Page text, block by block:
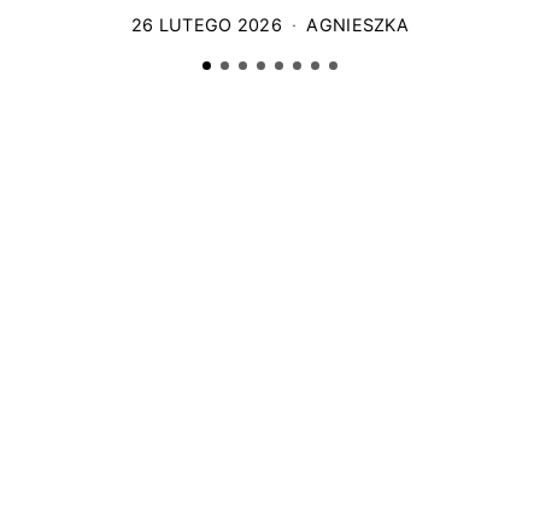
26 LUTEGO 2026 AGNIESZKA